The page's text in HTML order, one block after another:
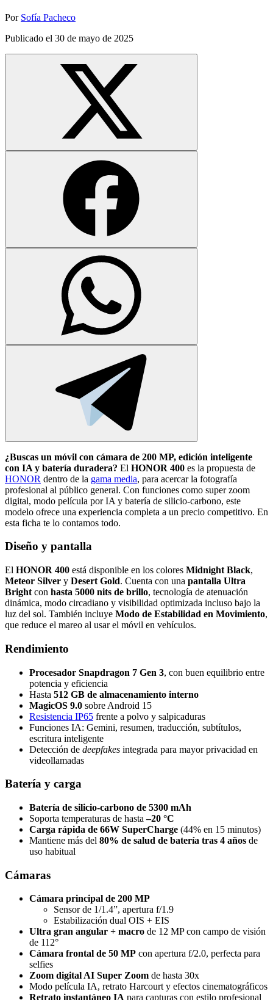
Por Sofía Pacheco
Publicado el 30 de mayo de 2025
¿Buscas un móvil con cámara de 200 MP, edición inteligente
con IA y batería duradera? El HONOR 400 es la propuesta de
HONOR dentro de la gama media, para acercar la fotografía
profesional al público general. Con funciones como super zoom
digital, modo película por IA y batería de silicio-carbono, este
modelo ofrece una experiencia completa a un precio competitivo. En
esta ficha te lo contamos todo.
Diseño y pantalla
El HONOR 400 está disponible en los colores Midnight Black,
Meteor Silver y Desert Gold. Cuenta con una pantalla Ultra
Bright con hasta 5000 nits de brillo, tecnología de atenuación
dinámica, modo circadiano y visibilidad optimizada incluso bajo la
luz del sol. También incluye Modo de Estabilidad en Movimiento,
que reduce el mareo al usar el móvil en vehículos.
Rendimiento
Procesador Snapdragon 7 Gen 3, con buen equilibrio entre
potencia y eficiencia
Hasta 512 GB de almacenamiento interno
MagicOS 9.0 sobre Android 15
Resistencia IP65 frente a polvo y salpicaduras
Funciones IA: Gemini, resumen, traducción, subtítulos,
escritura inteligente
Detección de deepfakes integrada para mayor privacidad en
videollamadas
Batería y carga
Batería de silicio-carbono de 5300 mAh
Soporta temperaturas de hasta–20 °C
Carga rápida de 66W SuperCharge (44% en 15 minutos)
Mantiene más del 80% de salud de batería tras 4 años de
uso habitual
Cámaras
Cámara principal de 200 MP
Sensor de 1/1.4”, apertura f/1.9
Estabilización dual OIS + EIS
Ultra gran angular + macro de 12 MP con campo de visión
de 112°
Cámara frontal de 50 MP con apertura f/2.0, perfecta para
selfies
Zoom digital AI Super Zoom de hasta 30x
Modo película IA, retrato Harcourt y efectos cinematográficos
Retrato instantáneo IA para capturas con estilo profesional